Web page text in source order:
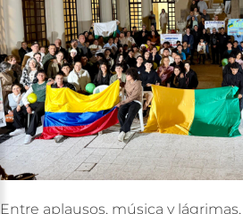
Entre aplausos, música y lágrimas,